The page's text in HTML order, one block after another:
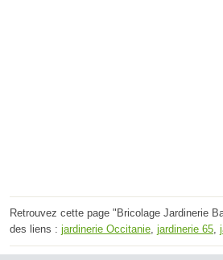
Retrouvez cette page "Bricolage Jardinerie
des liens : jardinerie Occitanie, jardinerie 65,